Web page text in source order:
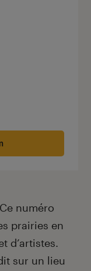
numéro
prairies en
d’artistes.
sur un lieu